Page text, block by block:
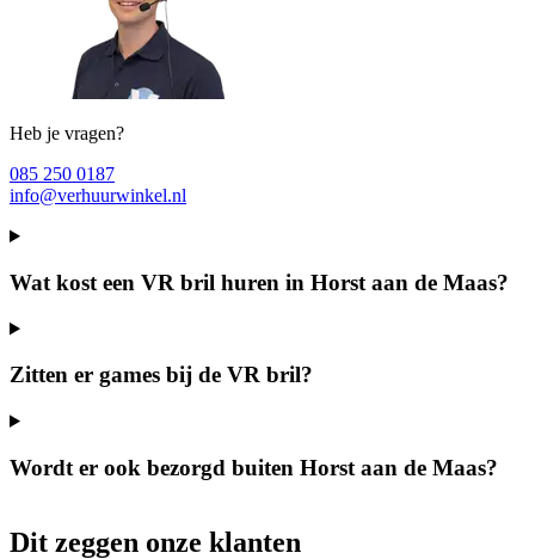
Heb je vragen?
085 250 0187
info@verhuurwinkel.nl
Wat kost een VR bril huren in Horst aan de Maas?
Zitten er games bij de VR bril?
Wordt er ook bezorgd buiten Horst aan de Maas?
Dit zeggen onze klanten